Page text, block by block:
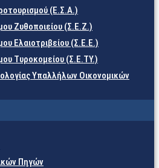
(Ε.Σ.Α.)
Ζυθοποιείου (Σ.Ε.Ζ.)
Ελαιοτριβείου (Σ.Ε.Ε.)
Τυροκομείου (Σ.Ε.TY.)
Υπαλλήλων Οικονομικών
Πηγών